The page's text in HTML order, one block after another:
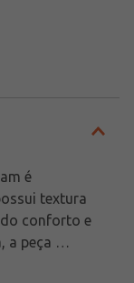
é
textura
conforto e
a peça
ao